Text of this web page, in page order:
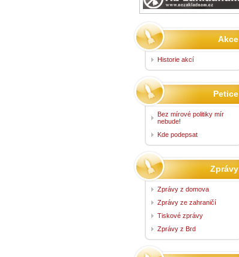
Akce
Historie akcí
Petice
Bez mírové politiky mír
nebude!
Kde podepsat
Zprávy
Zprávy z domova
Zprávy ze zahraničí
Tiskové zprávy
Zprávy z Brd